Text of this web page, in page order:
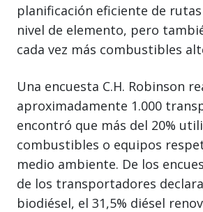
planificación eficiente de
nivel de elemento, pero
cada vez más combustibles
Una encuesta C.H. Robinson
aproximadamente 1.000
encontró que más del 20%
combustibles o equipos
medio ambiente. De los
de los transportadores
biodiésel, el 31,5% diésel